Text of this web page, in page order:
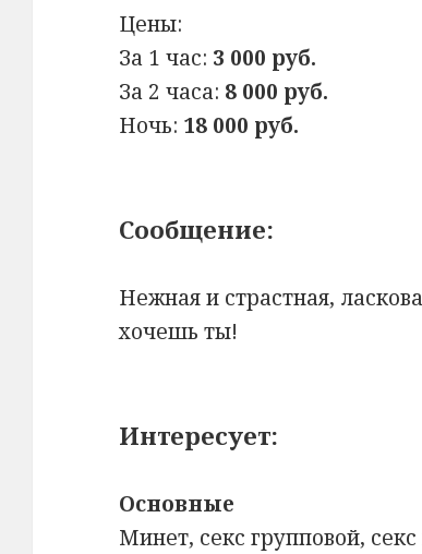
Цены:
За 1 час: 3 000 руб.
За 2 часа: 8 000 руб.
Ночь: 18 000 руб.
Сообщение:
Нежная и страстная,
хочешь ты!
Интересует:
Основные
Минет, секс групповой,